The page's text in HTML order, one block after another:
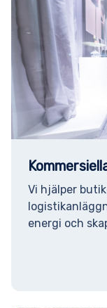
Vi hjälper
energi och